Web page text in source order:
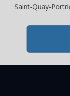
Saint-Quay-